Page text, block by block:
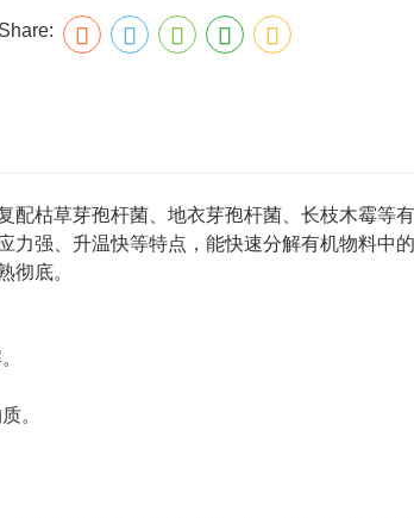
◆ 菌剂用量：每吨（1-2方）物料接种本品1公
◆ 堆温升至50-60℃时可翻堆降溫，重新升至
◆ 农作物秸杆、畜禽粪便、饼粕、糠壳、城市
Share:
配枯草芽孢杆菌、地衣芽孢杆菌、长枝木霉等
力强、升温快等特点，能快速分解有机物料中
彻底。
。